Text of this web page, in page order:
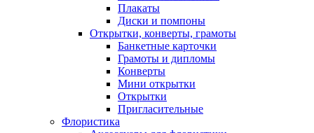
Плакаты
Диски и помпоны
Открытки, конверты, грамоты
Банкетные карточки
Грамоты и дипломы
Конверты
Мини открытки
Открытки
Пригласительные
Флористика